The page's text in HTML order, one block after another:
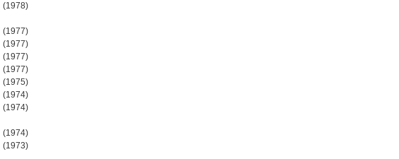
(1978)
(1977)
(1977)
(1977)
(1977)
(1975)
(1974)
(1974)
(1974)
(1973)